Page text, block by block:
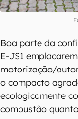
Boa parte da
E-JS1
motorização/
o compacto
ecologicamente
combustão